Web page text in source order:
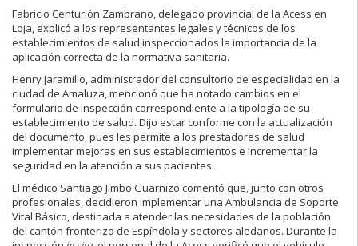
Fabricio Centurión Zambrano, delegado provincial de la Acess en
Loja, explicó a los representantes legales y técnicos de los
establecimientos de salud inspeccionados la importancia de la
aplicación correcta de la normativa sanitaria.
Henry Jaramillo, administrador del consultorio de especialidad en la
ciudad de Amaluza, mencionó que ha notado cambios en el
formulario de inspección correspondiente a la tipología de su
establecimiento de salud. Dijo estar conforme con la actualización
del documento, pues les permite a los prestadores de salud
implementar mejoras en sus establecimientos e incrementar la
seguridad en la atención a sus pacientes.
El médico Santiago Jimbo Guarnizo comentó que, junto con otros
profesionales, decidieron implementar una Ambulancia de Soporte
Vital Básico, destinada a atender las necesidades de la población
del cantón fronterizo de Espíndola y sectores aledaños. Durante la